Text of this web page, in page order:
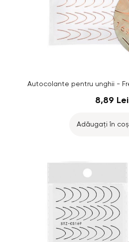
8,89 Lei
Adăugați în coș